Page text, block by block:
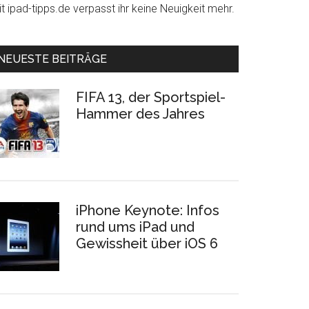
ipad-tipps.de verpasst ihr keine Neuigkeit mehr.
BEITRÄGE
FIFA 13, der Sportspiel-
Hammer des Jahres
iPhone Keynote: Infos
rund ums iPad und
Gewissheit über iOS 6